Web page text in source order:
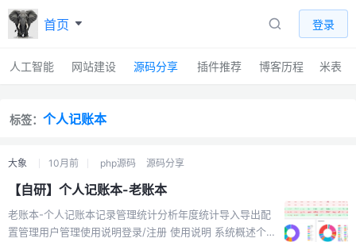
首页 登录
人工智能 网站建设 源码分享 插件推荐 博客历程 米表
标签： 个人记账本
大象 10月前 php源码 源码分享
【自研】个人记账本-老账本
老账本-个人记账本记录管理统计分析年度统计导入导出配
置管理用户管理使用说明登录/注册 使用说明 系统概述个